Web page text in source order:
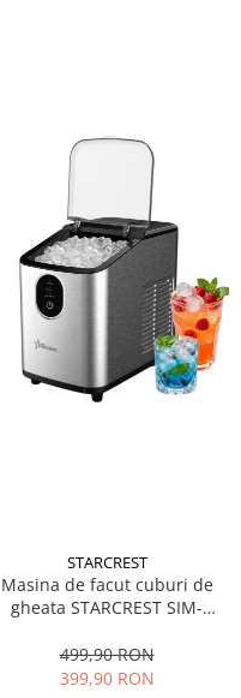
STARCREST
Masina de facut cuburi de
gheata STARCREST SIM-
12Kg/24h, Cos gheata
detasabil, Rezervor apa 0.8 l,
499,90 RON
399,90 RON